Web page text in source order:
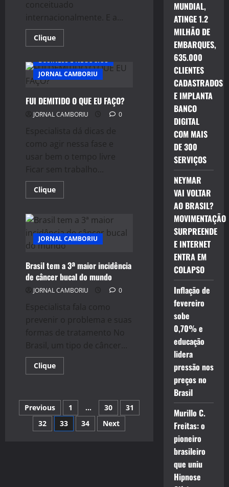
conceituado
internacionalmente. E a...
CliqueRead
more
CLAUDIO
AMBRÓSIO:
CONHEÇA
QUE
TORNOU
“MÉDICO
DAS
CELEBRIDADES
BUSINESS E NEGÓCIOS
JORNAL CAMBORIU
FUI DEMITIDO O QUE EU FAÇO?
JORNAL CAMBORIU 0
Especialista dá dicas de
como agir nessa fase e
usar bem o tempo livre
Ficar sem trabalho...
CliqueRead
more
DEMITIDO
O
QUE
EU
FAÇO?
JORNAL CAMBORIU
Brasil tem a 3ª maior incidência
de câncer bucal do mundo
JORNAL CAMBORIU 0
Especialista fala como
prevenir o problema e suas
formas de tratamento No
Brasil, um tipo de câncer...
CliqueRead
more
a
maior
incidência
de
Navegação
por
Previous 1 … 30
31
32
33 34 Next
MUNDIAL,
ATINGE 1.2
MILHÃO DE
EMBARQUES,
635.000
CLIENTES
CADASTRADOS
E IMPLANTA
BANCO
DIGITAL
COM MAIS
DE 300
SERVIÇOS
NEYMAR
VAI VOLTAR
AO BRASIL?
MOVIMENTAÇÃO
SURPREENDE
E INTERNET
ENTRA EM
COLAPSO
Inflação de
fevereiro
sobe
0,70% e
educação
lidera
pressão nos
preços no
Brasil
Murillo C.
Freitas: o
pioneiro
brasileiro
que uniu
Hipnose